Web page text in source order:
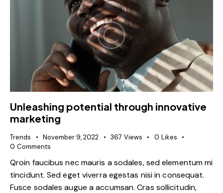
Unleashing potential through innovative
marketing
Trends November 9, 2022 367 Views 0 Likes
0 Comments
Qroin faucibus nec mauris a sodales, sed elementum mi
tincidunt. Sed eget viverra egestas nisi in consequat.
Fusce sodales augue a accumsan. Cras sollicitudin,